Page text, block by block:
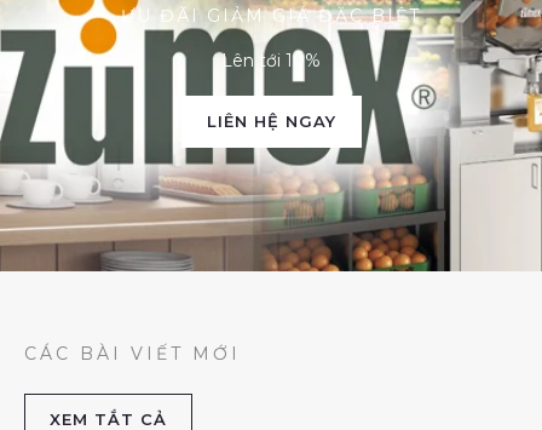
ƯU ĐÃI GIẢM GIÁ ĐẶC BIỆT
Lên tới 10%
LIÊN HỆ NGAY
CÁC BÀI VIẾT MỚI
XEM TẮT CẢ